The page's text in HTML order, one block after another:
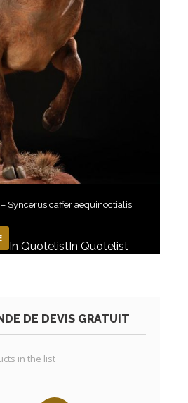
Syncerus caffer aequinoctialis
In QuotelistIn Quotelist
DE DEVIS GRATUIT
in the list